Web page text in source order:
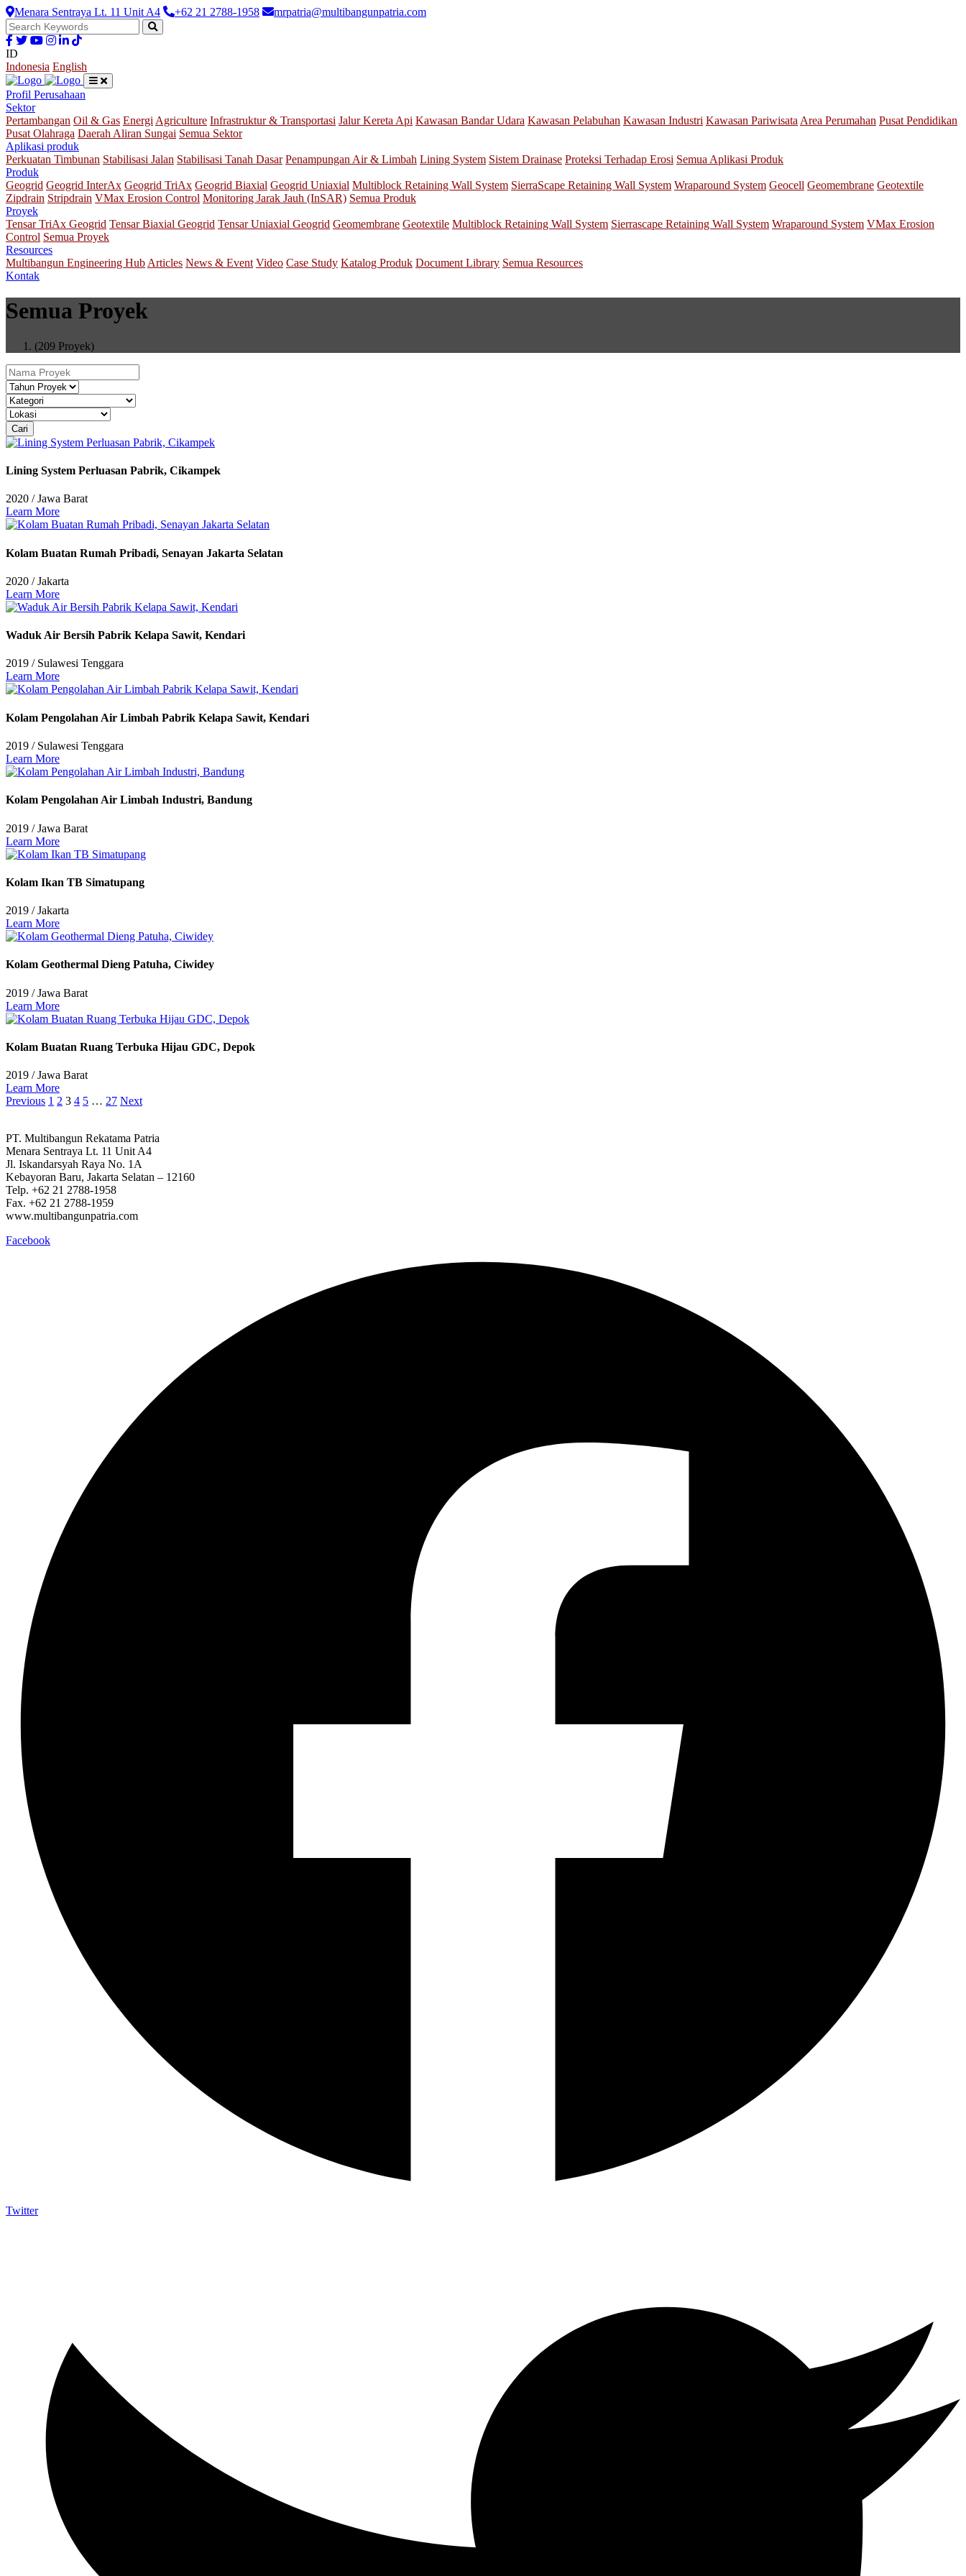
Menara Sentraya Lt. 11 Unit A4 +62 21 2788-1958 mrpatria@multibangunpatria.com
ID
Indonesia English
Profil Perusahaan
Sektor
Pertambangan Oil & Gas Energi Agriculture Infrastruktur & Transportasi Jalur Kereta Api Kawasan Bandar Udara Kawasan Pelabuhan Kawasan Industri Kawasan Pariwisata Area Perumahan Pusat Pendidikan
Pusat Olahraga Daerah Aliran Sungai Semua Sektor
Aplikasi produk
Perkuatan Timbunan Stabilisasi Jalan Stabilisasi Tanah Dasar Penampungan Air & Limbah Lining System Sistem Drainase Proteksi Terhadap Erosi Semua Aplikasi Produk
Produk
Geogrid Geogrid InterAx Geogrid TriAx Geogrid Biaxial Geogrid Uniaxial Multiblock Retaining Wall System SierraScape Retaining Wall System Wraparound System Geocell Geomembrane Geotextile
Zipdrain Stripdrain VMax Erosion Control Monitoring Jarak Jauh (InSAR) Semua Produk
Proyek
Tensar TriAx Geogrid Tensar Biaxial Geogrid Tensar Uniaxial Geogrid Geomembrane Geotextile Multiblock Retaining Wall System Sierrascape Retaining Wall System Wraparound System VMax Erosion
Control Semua Proyek
Resources
Multibangun Engineering Hub Articles News & Event Video Case Study Katalog Produk Document Library Semua Resources
Kontak
Semua Proyek
(209 Proyek)
Cari
Lining System Perluasan Pabrik, Cikampek
2020 /Jawa Barat
Learn More
Kolam Buatan Rumah Pribadi, Senayan Jakarta Selatan
2020 /Jakarta
Learn More
Waduk Air Bersih Pabrik Kelapa Sawit, Kendari
2019 / Sulawesi Tenggara
Learn More
Kolam Pengolahan Air Limbah Pabrik Kelapa Sawit, Kendari
2019 / Sulawesi Tenggara
Learn More
Kolam Pengolahan Air Limbah Industri, Bandung
2019 /Jawa Barat
Learn More
Kolam Ikan TB Simatupang
2019 /Jakarta
Learn More
Kolam Geothermal Dieng Patuha, Ciwidey
2019 /Jawa Barat
Learn More
Kolam Buatan Ruang Terbuka Hijau GDC, Depok
2019 /Jawa Barat
Learn More
Previous 1 2 3 4 5 … 27 Next
PT. Multibangun Rekatama Patria
Menara Sentraya Lt. 11 Unit A4
Jl. Iskandarsyah Raya No. 1A
Kebayoran Baru, Jakarta Selatan – 12160
Telp. +62 21 2788-1958
Fax. +62 21 2788-1959
www.multibangunpatria.com
Facebook
Twitter